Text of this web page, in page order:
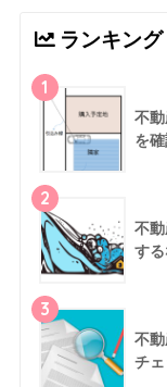
ランキング
1
不
を確
2
不
する
3
不
チ